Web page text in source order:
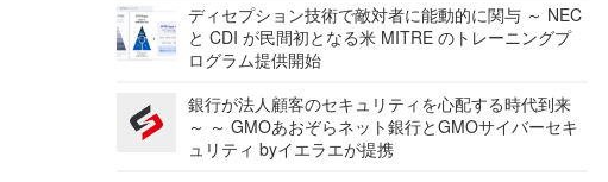
ディセプション技術で敵対者に能動的に関与 ～ NEC
と CDI が民間初となる米 MITRE のトレーニングプ
ログラム提供開始
銀行が法人顧客のセキュリティを心配する時代到来
～ ～ GMOあおぞらネット銀行とGMOサイバーセキ
ュリティ byイエラエが提携